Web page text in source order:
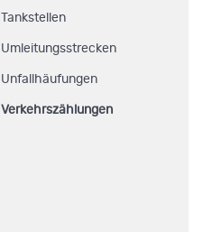
Tankstellen
Umleitungsstrecken
Unfallhäufungen
Verkehrszählungen